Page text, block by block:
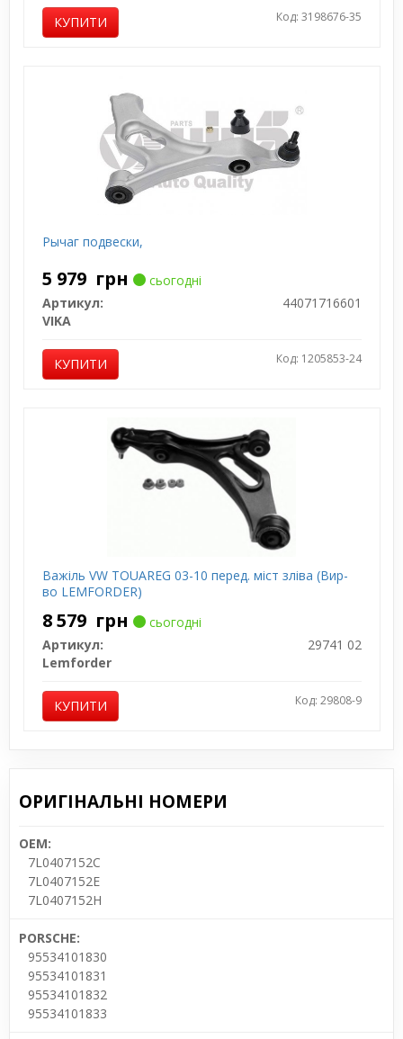
КУПИТИ Код: 3198676-35
Рычаг подвески,
5 979 грн
сьогодні
Артикул:
44071716601
VIKA
КУПИТИ Код: 1205853-24
Важіль VW TOUAREG 03-10 перед. міст зліва (Вир-
во LEMFORDER)
8 579 грн
сьогодні
Артикул:
29741 02
Lemforder
КУПИТИ Код: 29808-9
ОРИГІНАЛЬНІ НОМЕРИ
OEM:
7L0407152C
7L0407152E
7L0407152H
PORSCHE:
95534101830
95534101831
95534101832
95534101833